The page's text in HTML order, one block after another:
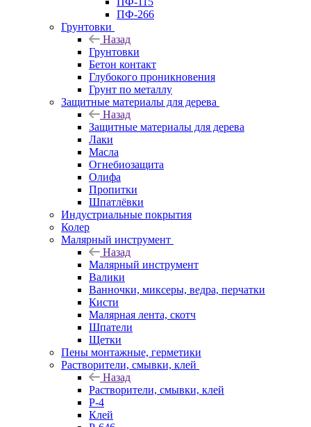
ПФ-266
Грунтовки
Назад
Грунтовки
Бетон контакт
Глубокого проникновения
Грунт по металлу
Защитные материалы для дерева
Назад
Защитные материалы для дерева
Лаки
Масла
Огнебиозащита
Олифа
Пропитки
Шпатлёвки
Индустриальные покрытия
Колер
Малярный инструмент
Назад
Малярный инструмент
Валики
Ванночки, миксеры, ведра, перчатки
Кисти
Малярная лента, скотч
Шпатели
Щетки
Пены монтажные, герметики
Растворители, смывки, клей
Назад
Растворители, смывки, клей
Р-4
Клей